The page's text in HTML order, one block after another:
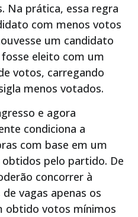
Na prática, essa regra
com menos votos
um candidato
eleito com um
votos, carregando
menos votados.
e agora
condiciona a
com base em um
pelo partido. De
concorrer à
vagas apenas os
obtido votos mínimos